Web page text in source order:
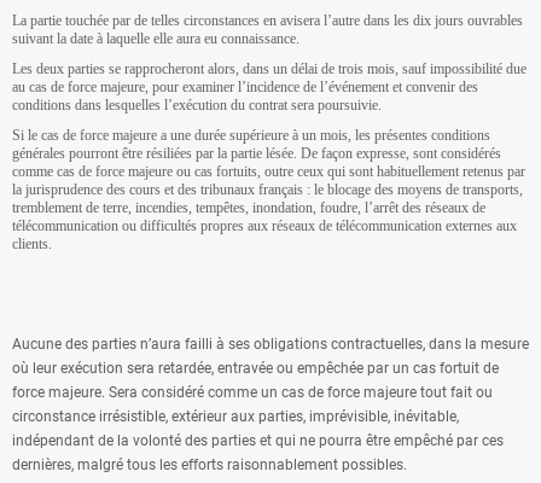
La partie touchée par de telles circonstances en avisera l’autre dans les dix jours ouvrables
suivant la date à laquelle elle aura eu connaissance.
Les deux parties se rapprocheront alors, dans un délai de trois mois, sauf impossibilité due
au cas de force majeure, pour examiner l’incidence de l’événement et convenir des
conditions dans lesquelles l’exécution du contrat sera poursuivie.
Si le cas de force majeure a une durée supérieure à un mois, les présentes conditions
générales pourront être résiliées par la partie lésée. De façon expresse, sont considérés
comme cas de force majeure ou cas fortuits, outre ceux qui sont habituellement retenus par
la jurisprudence des cours et des tribunaux français : le blocage des moyens de transports,
tremblement de terre, incendies, tempêtes, inondation, foudre, l’arrêt des réseaux de
télécommunication ou difficultés propres aux réseaux de télécommunication externes aux
clients.
Aucune des parties n’aura failli à ses obligations contractuelles, dans la mesure
où leur exécution sera retardée, entravée ou empêchée par un cas fortuit de
force majeure. Sera considéré comme un cas de force majeure tout fait ou
circonstance irrésistible, extérieur aux parties, imprévisible, inévitable,
indépendant de la volonté des parties et qui ne pourra être empêché par ces
dernières, malgré tous les efforts raisonnablement possibles.